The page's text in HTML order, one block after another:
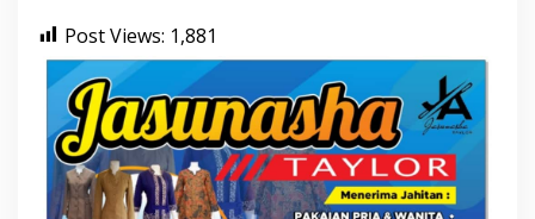
Post Views: 1,881